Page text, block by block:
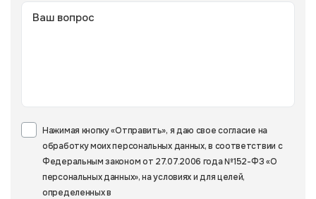
Нажимая кнопку «Отправить», я даю свое согласие на
обработку моих персональных данных, в соответствии с
Федеральным законом от 27.07.2006 года №152-ФЗ «О
персональных данных», на условиях и для целей,
определенных в